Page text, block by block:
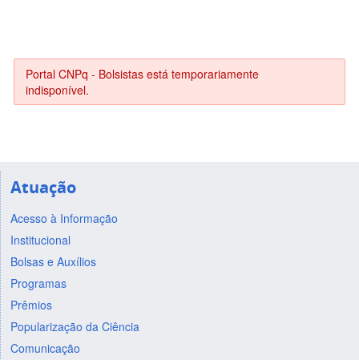
Portal CNPq - Bolsistas está temporariamente
indisponível.
Atuação
Acesso à Informação
Institucional
Bolsas e Auxílios
Programas
Prêmios
Popularização da Ciência
Comunicação